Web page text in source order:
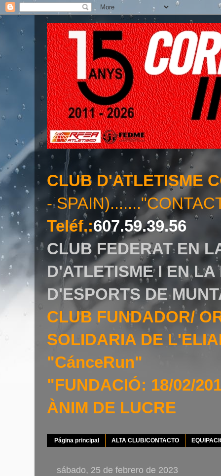
CLUB D'ATLETISME
-
Teléf.:607.59.39.56
CLUB FEDERAT EN
D'ATLETISME I EN
D'ESPORTS DE
CLUB FUNDADOR/
SOLIDARIA DE
"CánceRun"
"FUNDACIÓ: 18/02/
ÀNIM DE LUCRE
Página principal ALTA CLUB/CONTACTO
sábado, 25 de febrero de 2023